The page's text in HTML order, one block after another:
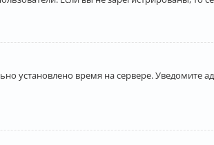
установлено время на сервере. Уведомите